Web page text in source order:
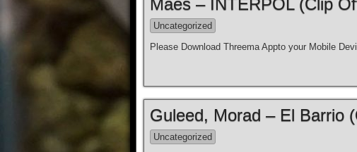
Maes – INTERPOL (Clip
Uncategorized
Please Download Threema Appto your Mobile
Guleed, Morad – El Barrio
Uncategorized